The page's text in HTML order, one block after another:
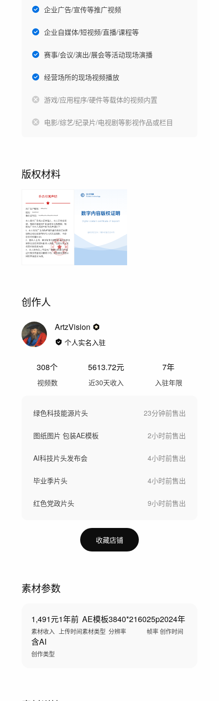
企业广告/宣传等推广视频
企业自媒体/短视频/直播/课程等
赛事/会议/演出/展会等活动现场演播
经营场所的现场视频播放
游戏/应用程序/硬件等载体的视频内置
电影/综艺/纪录片/电视剧等影视作品或栏目
版权材料
创作人
ArtzVision
个人实名入驻
308个
视频数
5613.72元
近30天收入
7年
入驻年限
绿色科技能源片头 23分钟前售出
图纸图片 包装AE模板 2小时前售出
AI科技片头发布会 4小时前售出
毕业季片头 4小时前售出
红色党政片头 9小时前售出
收藏店铺
素材参数
1,491元
素材收入
1年前
上传时间
AE模板
素材类型
3840*2160
分辨率
25p
帧率
2024年
创作时间
含AI
创作类型